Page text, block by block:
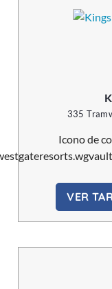
335
VER